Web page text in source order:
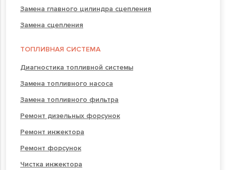
Замена главного цилиндра сцепления
Замена сцепления
ТОПЛИВНАЯ СИСТЕМА
Диагностика топливной системы
Замена топливного насоса
Замена топливного фильтра
Ремонт дизельных форсунок
Ремонт инжектора
Ремонт форсунок
Чистка инжектора